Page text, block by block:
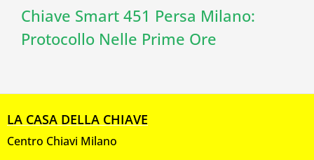
Chiave Smart 451 Persa Milano:
Protocollo Nelle Prime Ore
LA CASA DELLA CHIAVE
Centro Chiavi Milano